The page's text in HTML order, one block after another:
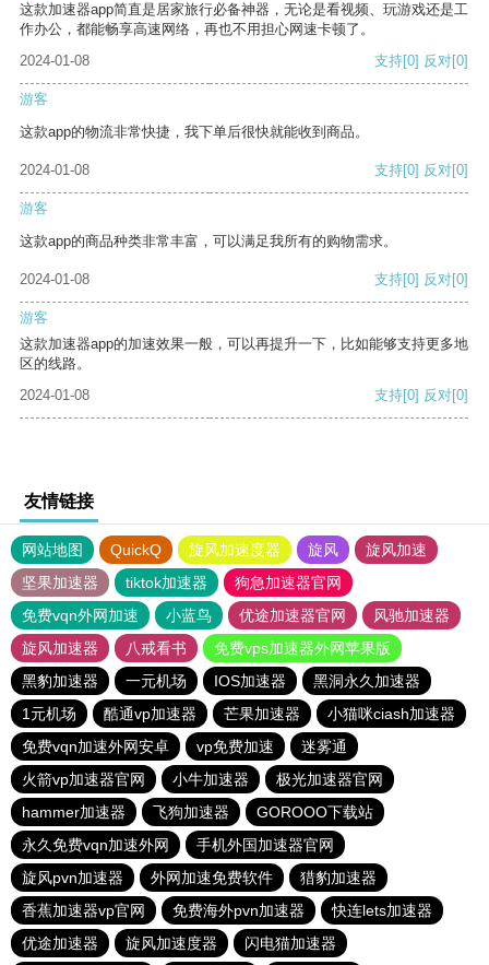
这款加速器app简直是居家旅行必备神器，无论是看视频、玩游戏还是工
作办公，都能畅享高速网络，再也不用担心网速卡顿了。
2024-01-08
支持[0] 反对[0]
游客
这款app的物流非常快捷，我下单后很快就能收到商品。
2024-01-08 支持[0] 反对[0]
游客
这款app的商品种类非常丰富，可以满足我所有的购物需求。
2024-01-08 支持[0] 反对[0]
游客
这款加速器app的加速效果一般，可以再提升一下，比如能够支持更多地
区的线路。
2024-01-08
支持[0] 反对[0]
友情链接
网站地图 QuickQ 旋风加速度器 旋风
旋风加速
坚果加速器
tiktok加速器
狗急加速器官网
免费vqn外网加速
小蓝鸟 优途加速器官网
风驰加速器
旋风加速器
八戒看书
免费vps加速器外网苹果版
黑豹加速器
一元机场 IOS加速器
黑洞永久加速器
1元机场
酷通vp加速器 芒果加速器
小猫咪ciash加速器
免费vqn加速外网安卓
vp免费加速
迷雾通
火箭vp加速器官网
小牛加速器
极光加速器官网
hammer加速器
飞狗加速器
GOROOO下载站
永久免费vqn加速外网
手机外国加速器官网
旋风pvn加速器
外网加速免费软件
猎豹加速器
香蕉加速器vp官网
免费海外pvn加速器
快连lets加速器
优途加速器
旋风加速度器 闪电猫加速器